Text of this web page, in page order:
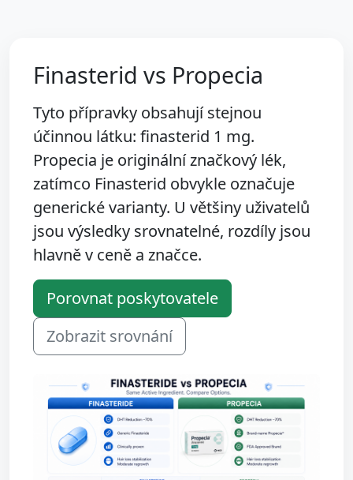
Finasterid vs Propecia
Tyto přípravky obsahují stejnou
účinnou látku: finasterid 1 mg.
Propecia je originální značkový lék,
zatímco Finasterid obvykle označuje
generické varianty. U většiny uživatelů
jsou výsledky srovnatelné, rozdíly jsou
hlavně v ceně a značce.
Porovnat poskytovatele
Zobrazit srovnání